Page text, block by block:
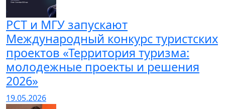
РСТ и МГУ запускают
Международный конкурс туристских
проектов «Территория туризма:
молодежные проекты и решения
2026»
19.05.2026